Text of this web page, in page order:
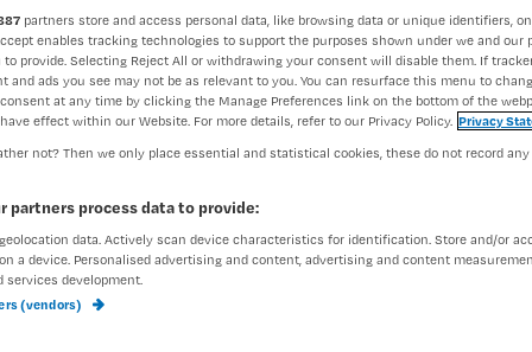
tuchtzaak
Auteur:
partners store and access personal data, like browsing data or unique identifiers,
enables tracking technologies to support the purposes shown under we and our
to provide. Selecting Reject All or withdrawing your consent will disable them. If
and ads you see may not be as relevant to you. You can resurface this menu to
at any time by clicking the Manage Preferences link on the bottom of the
effect within our Website. For more details, refer to our Privacy Policy. Privacy
not? Then we only place essential and statistical cookies, these do not record
partners process data to provide:
data. Actively scan device characteristics for identification. Store and/or
a device. Personalised advertising and content, advertising and content
services development.
(vendors)